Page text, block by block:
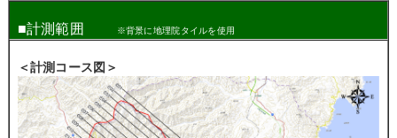
■計測範囲 ※背景に地理院タイルを使用
＜計測コース図＞